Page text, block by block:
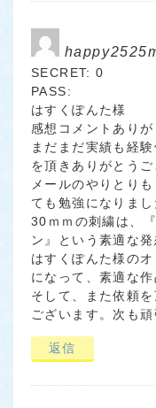
SECRET: 0
PASS:
はすくぽんた様
感想コメントあり
まだまだ実績も経
を頂きありがとうご
メールのやりとり
ても勉強になりまし
30ｍｍの刺繍は、
ン』という素適な
はすくぽんた様の
になって、素適な
そして、また依頼
ございます。次も
返信